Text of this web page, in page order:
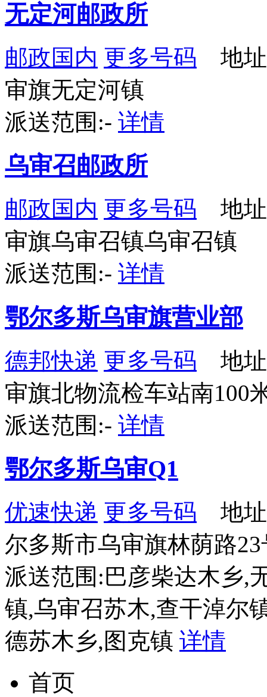
无定河邮政所
邮政国内 更多号码 地址
审旗无定河镇
派送范围:- 详情
乌审召邮政所
邮政国内 更多号码 地址
审旗乌审召镇乌审召镇
派送范围:- 详情
鄂尔多斯乌审旗营业部
德邦快递 更多号码 地址
审旗北物流检车站南100
派送范围:- 详情
鄂尔多斯乌审Q1
优速快递 更多号码 地址
尔多斯市乌审旗林荫路23
派送范围:巴彦柴达木乡,
镇,乌审召苏木,查干淖尔
德苏木乡,图克镇 详情
首页